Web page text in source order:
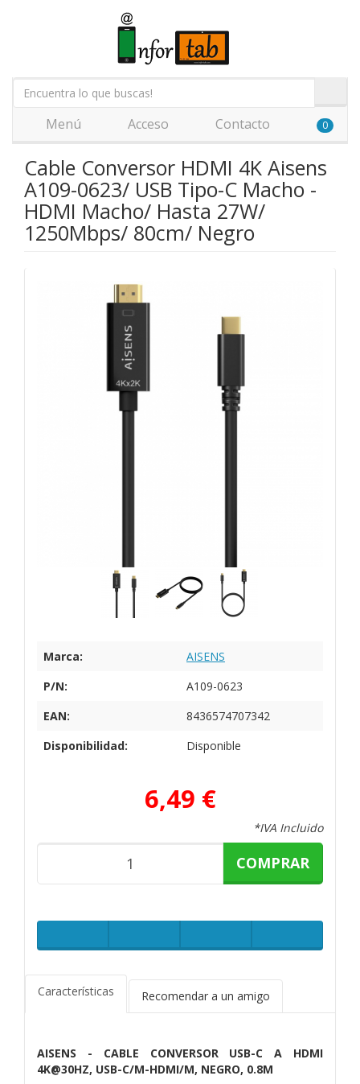
Menú Acceso Contacto 0
Cable Conversor HDMI 4K Aisens
A109-0623/ USB Tipo-C Macho -
HDMI Macho/ Hasta 27W/
1250Mbps/ 80cm/ Negro
Marca:
AISENS
P/N:
A109-0623
EAN:
8436574707342
Disponibilidad:
Disponible
6,49 €
*IVA Incluido
COMPRAR
Características Recomendar a un amigo
AISENS - CABLE CONVERSOR USB-C A HDMI
4K@30HZ, USB-C/M-HDMI/M, NEGRO, 0.8M